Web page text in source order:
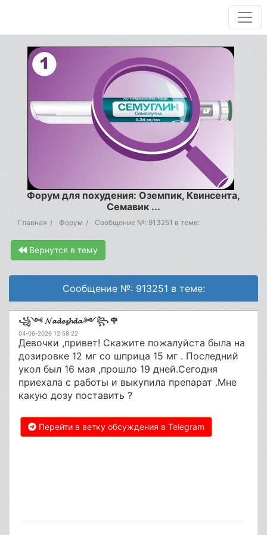
Форум для похудения: Оземпик, Квинсента,
Семавик ...
Главная Форум Сообщение №: 913251 в теме:
Вернутся в тему
Сообщение №: 913251 в теме:
꧁༺ 𝓝𝓪𝓭𝓮𝔃𝓱𝓭𝓪 ༻꧂ 🌹
04-06-2026 12:58:22
Девочки ,привет! Скажите пожалуйста была на
дозировке 12 мг со шприца 15 мг . Последний
укол был 16 мая ,прошло 19 дней.Сегодня
приехала с работы и выкупила препарат .Мне
какую дозу поставить ?
Перейти в ветку обсуждения в Telegram